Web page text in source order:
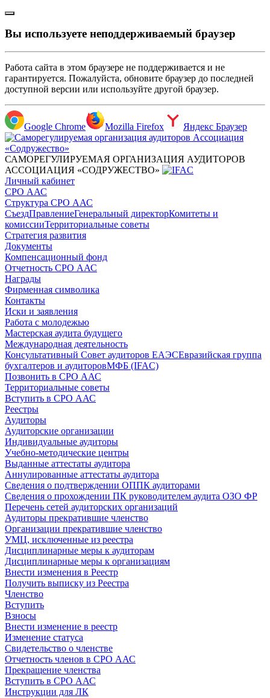
Вы используете неподдерживаемый браузер
Работа сайта в этом браузере не поддерживается и не
гарантируется. Пожалуйста, обновите браузер до последней
доступной версии или используйте другой браузер.
Google Chrome Mozilla Firefox Яндекс Браузер
САМОРЕГУЛИРУЕМАЯ ОРГАНИЗАЦИЯ АУДИТОРОВ
АССОЦИАЦИЯ «СОДРУЖЕСТВО»
Личный кабинет
СРО ААС
Структура СРО ААС
СъездПравлениеГенеральный директорКомитеты и
комиссииТерриториальные советы
Стратегия развития
Документы
Компенсационный фонд
Отчетность СРО ААС
Награды
Фирменная символика
Контакты
Иски и заявления
Работа с молодежью
Мастерская аудита будущего
Международная деятельность
Консультативный Совет аудиторов ЕАЭСЕвразийская группа
бухгалтеров и аудиторовМФБ (IFAC)
Позвонить в СРО ААС
Территориальные советы
Вступить в СРО ААС
Реестры
Аудиторы
Аудиторские организации
Индивидуальные аудиторы
Учебно-методические центры
Выданные аттестаты аудитора
Аннулированные аттестаты аудитора
Сведения о подтверждении ОППК аудиторами
Сведения о прохождении ПК руководителем аудита ОЗО ФР
Перечень сетей аудиторских организаций
Аудиторы прекратившие членство
Организации прекратившие членство
УМЦ, исключенные из реестра
Дисциплинарные меры к аудиторам
Дисциплинарные меры к организациям
Внести изменения в Реестр
Получить выписку из Реестра
Членство
Вступить
Взносы
Внести изменение в реестр
Изменение статуса
Свидетельство о членстве
Отчетность членов в СРО ААС
Прекращение членства
Вступить в СРО ААС
Инструкции для ЛК